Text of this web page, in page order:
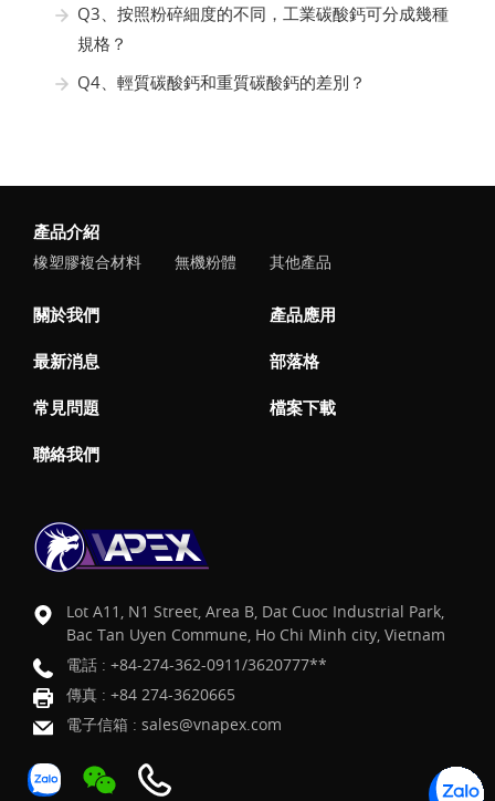
Q3、按照粉碎細度的不同，工業碳酸鈣可分成幾種
規格？
Q4、輕質碳酸鈣和重質碳酸鈣的差別？
產品介紹
橡塑膠複合材料 無機粉體 其他產品
關於我們 產品應用
最新消息 部落格
常見問題 檔案下載
聯絡我們
Lot A11, N1 Street, Area B, Dat Cuoc Industrial Park,
Bac Tan Uyen Commune, Ho Chi Minh city, Vietnam
電話 : +84-274-362-0911/3620777**
傳真 : +84 274-3620665
電子信箱 : sales@vnapex.com